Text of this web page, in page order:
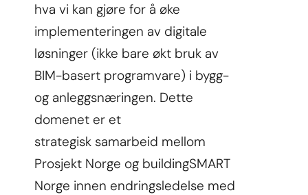
hva vi kan gjøre for å øke
implementeringen av digitale
løsninger (ikke bare økt bruk av
BIM-basert programvare) i bygg-
og anleggsnæringen. Dette
domenet er et
strategisk samarbeid mellom
Prosjekt Norge og buildingSMART
Norge innen endringsledelse med